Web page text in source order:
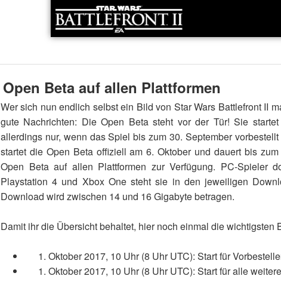
Open Beta auf allen Plattformen
Wer sich nun endlich selbst ein Bild von Star Wars Battlefront II
gute Nachrichten: Die Open Beta steht vor der Tür! Sie
allerdings nur, wenn das Spiel bis zum 30. September
startet die Open Beta offiziell am 6. Oktober und dauert bis
Open Beta auf allen Plattformen zur Verfügung. PC-Spieler
Playstation 4 und Xbox One steht sie in den jeweiligen
Download wird zwischen 14 und 16 Gigabyte betragen.
Damit ihr die Übersicht behaltet, hier noch einmal die wichtigsten
Oktober 2017, 10 Uhr (8 Uhr UTC): Start für
Oktober 2017, 10 Uhr (8 Uhr UTC): Start für alle